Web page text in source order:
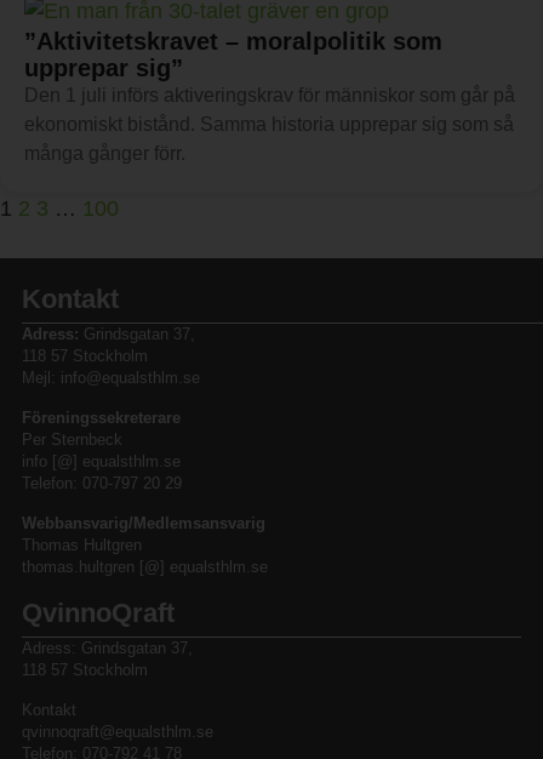
”Aktivitetskravet – moralpolitik som
upprepar sig”
Den 1 juli införs aktiveringskrav för människor som går på
ekonomiskt bistånd. Samma historia upprepar sig som så
många gånger förr.
1 2 3 … 100
Kontakt
Adress: Grindsgatan 37,
118 57 Stockholm
Mejl: info@equalsthlm.se
Föreningssekreterare
Per Sternbeck
info [@] equalsthlm.se
Telefon: 070-797 20 29
Webbansvarig/Medlemsansvarig
Thomas Hultgren
thomas.hultgren [@] equalsthlm.se
QvinnoQraft
Adress: Grindsgatan 37,
118 57 Stockholm
Kontakt
qvinnoqraft@equalsthlm.se
Telefon: 070-792 41 78